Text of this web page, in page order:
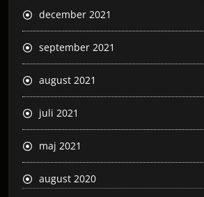
december 2021
september 2021
august 2021
juli 2021
maj 2021
august 2020